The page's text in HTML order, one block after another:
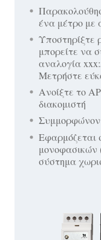
ένα μέτρο με
Υποστηρίξτε
μπορείτε να
αναλογία
Μετρήστε
Ανοίξτε το
διακομιστή
Εφαρμόζεται
μονοφασικών
σύστημα